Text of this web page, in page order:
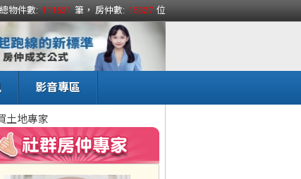
總物件數: 111621 筆， 房仲數: 15327 位
影音專區
土地專家